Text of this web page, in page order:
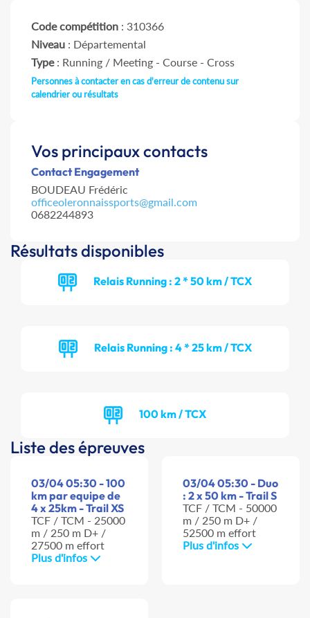
Code compétition : 310366
Niveau : Départemental
Type: Running / Meeting - Course - Cross
Personnes à contacter en cas d'erreur de contenu sur
calendrier ou résultats
Vos principaux contacts
Contact Engagement
BOUDEAU Frédéric
officeoleronnaissports@gmail.com
0682244893
Résultats disponibles
Relais Running : 2 * 50 km / TCX
Relais Running : 4 * 25 km / TCX
100 km / TCX
Liste des épreuves
03/04 05:30 - 100
km par equipe de
4 x 25km - Trail XS
TCF / TCM - 25000
m / 250 m D+ /
27500 m effort
Plus d'infos
03/04 05:30 - Duo
: 2 x 50 km - Trail S
TCF / TCM - 50000
m / 250 m D+ /
52500 m effort
Plus d'infos